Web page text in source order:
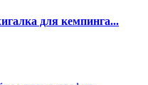
для кемпинга...